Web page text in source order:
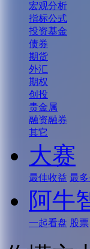
宏观分析
指标公式
投资基金
债券
期货
外汇
期权
创投
贵金属
融资融券
其它
大赛
最佳收益 最
阿牛
一起看盘 股票